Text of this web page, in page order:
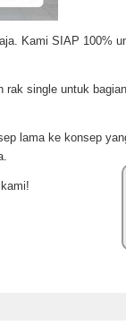
Kami SIAP 100%
rak single untuk bagian
lama ke konsep